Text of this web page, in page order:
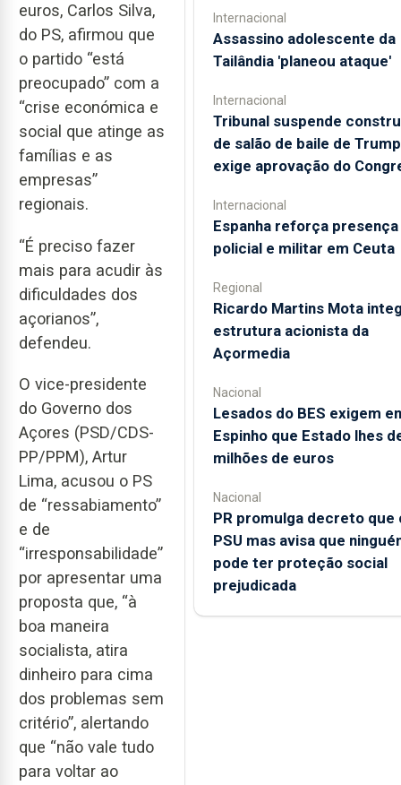
euros, Carlos Silva,
do PS, afirmou que
o partido “está
preocupado” com a
“crise económica e
social que atinge as
famílias e as
empresas”
regionais.
“É preciso fazer
mais para acudir às
dificuldades dos
açorianos”,
defendeu.
O vice-presidente
do Governo dos
Açores (PSD/CDS-
PP/PPM), Artur
Lima, acusou o PS
de “ressabiamento”
e de
“irresponsabilidade”
por apresentar uma
proposta que, “à
boa maneira
socialista, atira
dinheiro para cima
dos problemas sem
critério”, alertando
que “não vale tudo
para voltar ao
Internacional
Assassino adolescente da
Tailândia 'planeou ataque'
Internacional
Tribunal suspende
de salão de baile de
exige aprovação do
Internacional
Espanha reforça presença
policial e militar em Ceuta
Regional
Ricardo Martins Mota
estrutura acionista da
Açormedia
Nacional
Lesados do BES exigem
Espinho que Estado lhes
milhões de euros
Nacional
PR promulga decreto que
PSU mas avisa que
pode ter proteção social
prejudicada